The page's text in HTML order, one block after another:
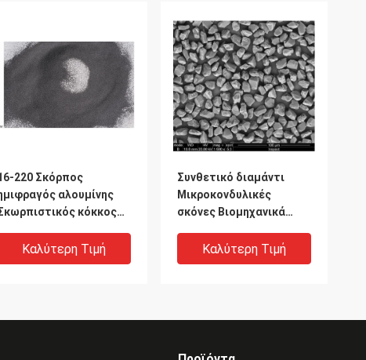
220 Σκόρπος
αλουμίνης
κόκκος
ξύλουΚαλύτερη Τιμή
Συνθετικό διαμάντι
Μικροκονδυλικές
σκόνες Βιομηχανικά
διαμάντια Συνθετικό
θραύσμα διαμάντι
Καλύτερη Τιμή